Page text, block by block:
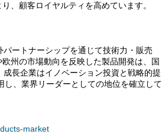
、顧客ロイヤルティを高めています。
ートナーシップを通じて技術力・販売
州の市場動向を反映した製品開発は、国
長企業はイノベーション投資と戦略的提
、業界リーダーとしての地位を確立して
market